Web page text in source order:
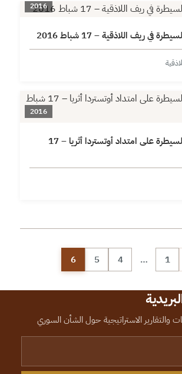
2016
في ريف اللاذقية – 17 شباط 2016
2016
مواقع النفوذ والسيطرة على امتداد أوتستردا أثريا – 17
صفحات المقالات1
…
4
5
6
الاستراتيجية حول الشأن السوري